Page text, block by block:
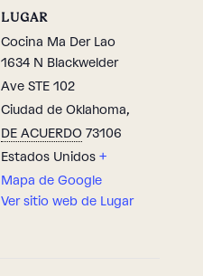
LUGAR
Cocina Ma Der Lao
1634 N Blackwelder
Ave STE 102
Ciudad de Oklahoma,
DE ACUERDO 73106
Estados Unidos +
Mapa de Google
Ver sitio web de Lugar